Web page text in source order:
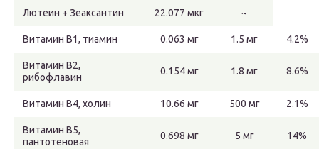
Лютеин + Зеаксантин 22.077 мкг ~
Витамин В1, тиамин 0.063 мг 1.5 мг 4.2%
Витамин В2,
рибофлавин
0.154 мг 1.8 мг 8.6%
Витамин В4, холин 10.66 мг 500 мг 2.1%
Витамин В5,
пантотеновая
0.698 мг 5 мг 14%